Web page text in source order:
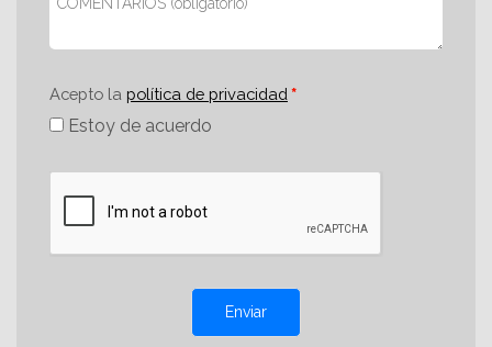
Acepto la política de privacidad
Estoy de acuerdo
Enviar